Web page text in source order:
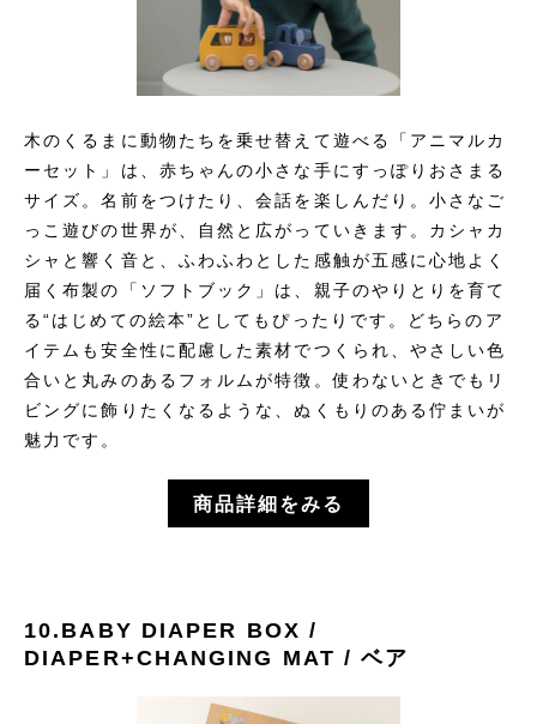
木のくるまに動物たちを乗せ替えて遊べる「アニマルカ
ーセット」は、赤ちゃんの小さな手にすっぽりおさまる
サイズ。名前をつけたり、会話を楽しんだり。小さなご
っこ遊びの世界が、自然と広がっていきます。カシャカ
シャと響く音と、ふわふわとした感触が五感に心地よく
届く布製の「ソフトブック」は、親子のやりとりを育て
る“はじめての絵本”としてもぴったりです。どちらのア
イテムも安全性に配慮した素材でつくられ、やさしい色
合いと丸みのあるフォルムが特徴。使わないときでもリ
ビングに飾りたくなるような、ぬくもりのある佇まいが
魅力です。
商品詳細をみる
10.BABY DIAPER BOX /
DIAPER+CHANGING MAT / ベア